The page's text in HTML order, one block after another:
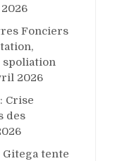
Fonciers
spoliation
2026
Crise
des
tente